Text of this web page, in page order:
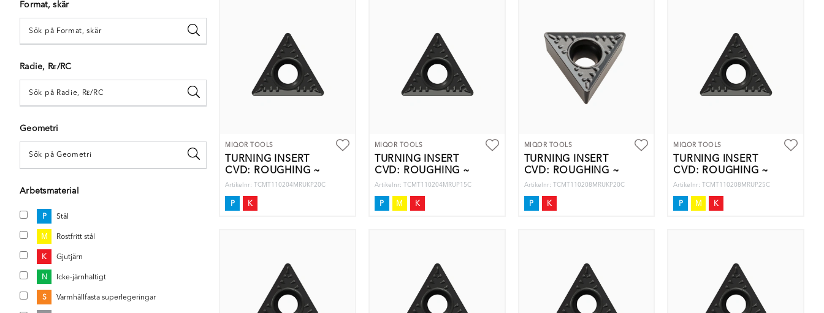
Format, skär
Radie, Rε/RC
Geometri
Arbetsmaterial
P Stål
M Rostfritt stål
K Gjutjärn
N Icke-järnhaltigt
S Varmhållfasta superlegeringar
MIQOR TOOLS
TURNING INSERT
CVD: ROUGHING ~
Artikelnr: TCMT110204MRUKP20C
P K
MIQOR TOOLS
TURNING INSERT
CVD: ROUGHING ~
Artikelnr: TCMT110204MRUP15C
P M K
MIQOR TOOLS
TURNING INSERT
CVD: ROUGHING ~
Artikelnr: TCMT110208MRUKP20C
P K
MIQOR TOOLS
TURNING INSERT
CVD: ROUGHING ~
Artikelnr: TCMT110208MRUP25C
P M K